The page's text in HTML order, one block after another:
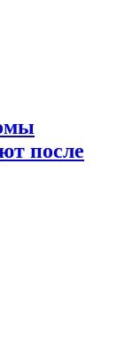
после